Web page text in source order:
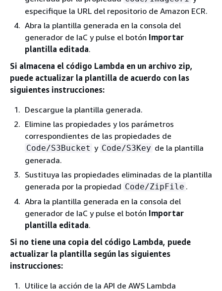
especifique la URL del repositorio de Amazon ECR.
Abra la plantilla generada en la consola del
generador de IaC y pulse el botón Importar
plantilla editada.
Si almacena el código Lambda en un archivo zip,
puede actualizar la plantilla de acuerdo con las
siguientes instrucciones:
Descargue la plantilla generada.
Elimine las propiedades y los parámetros
correspondientes de las propiedades de
Code/S3Bucket y Code/S3Key de la plantilla
generada.
Sustituya las propiedades eliminadas de la plantilla
generada por la propiedad Code/ZipFile .
Abra la plantilla generada en la consola del
generador de IaC y pulse el botón Importar
plantilla editada.
Si no tiene una copia del código Lambda, puede
actualizar la plantilla según las siguientes
instrucciones:
Utilice la acción de la API de AWS Lambda